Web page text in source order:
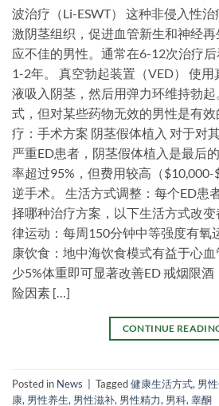
波治疗（Li-ESWT） 这种非侵入性
激阴茎组织，促进血管新生和神经
应不佳的男性。通常在6-12次治疗
1-2年。 真空勃起装置（VED） 使
液吸入阴茎，然后用弹力环维持勃
式，但对某些药物无效的男性是有
疗：手术方案 阴茎假体植入 对于对
严重ED患者，阴茎假体植入是最后
率超过95%，但费用较高（
逆手术。 生活方式调整：每个ED患
择哪种治疗方案，以下生活方式改
律运动：每周150分钟中等强度有氧
康饮食：地中海饮食模式有益于心
少5%体重即可显著改善ED 戒烟限
险因素 […]
CONTINUE
Posted in News Tagged健康生活方式, 男
康, 男性养生, 男性滋补, 男性精力, 男科, 睾酮